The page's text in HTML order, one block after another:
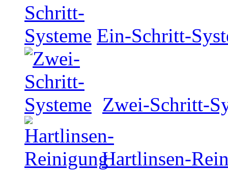
Ein-Schritt-
Zwei-Schritt-
Hartlinsen-